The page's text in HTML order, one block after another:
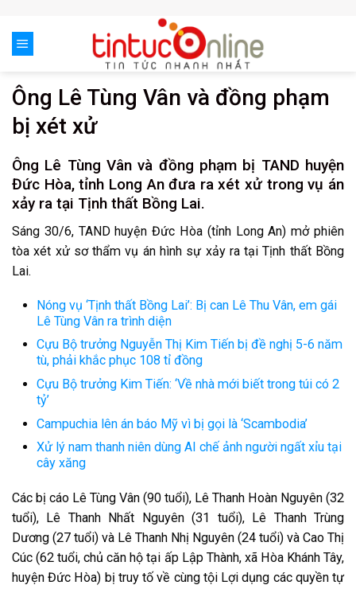
content
Ông Lê Tùng Vân và đồng phạm
bị xét xử
Ông Lê Tùng Vân và đồng phạm bị TAND huyện
Đức Hòa, tỉnh Long An đưa ra xét xử trong vụ án
xảy ra tại Tịnh thất Bồng Lai.
Sáng 30/6, TAND huyện Đức Hòa (tỉnh Long An) mở phiên
tòa xét xử sơ thẩm vụ án hình sự xảy ra tại Tịnh thất Bồng
Lai.
Nóng vụ ‘Tịnh thất Bồng Lai’: Bị can Lê Thu Vân, em gái
Lê Tùng Vân ra trình diện
Cựu Bộ trưởng Nguyễn Thị Kim Tiến bị đề nghị 5-6 năm
tù, phải khắc phục 108 tỉ đồng
Cựu Bộ trưởng Kim Tiến: ‘Về nhà mới biết trong túi có 2
tỷ’
Campuchia lên án báo Mỹ vì bị gọi là ‘Scambodia’
Xử lý nam thanh niên dùng AI chế ảnh người ngất xỉu tại
cây xăng
Các bị cáo Lê Tùng Vân (90 tuổi), Lê Thanh Hoàn Nguyên (32
tuổi), Lê Thanh Nhất Nguyên (31 tuổi), Lê Thanh Trùng
Dương (27 tuổi) và Lê Thanh Nhị Nguyên (24 tuổi) và Cao Thị
Cúc (62 tuổi, chủ căn hộ tại ấp Lập Thành, xã Hòa Khánh Tây,
huyện Đức Hòa) bị truy tố về cùng tội Lợi dụng các quyền tự